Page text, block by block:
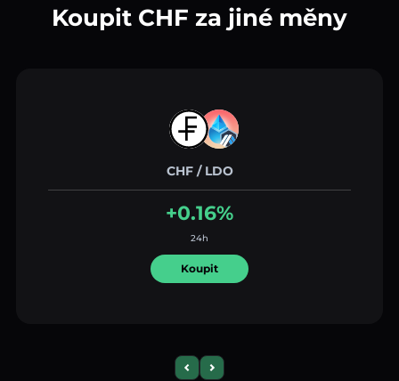
Koupit CHF za jiné měny
CHF / LDO
+0.16%
24h
Koupit
Previous slide
Next slide